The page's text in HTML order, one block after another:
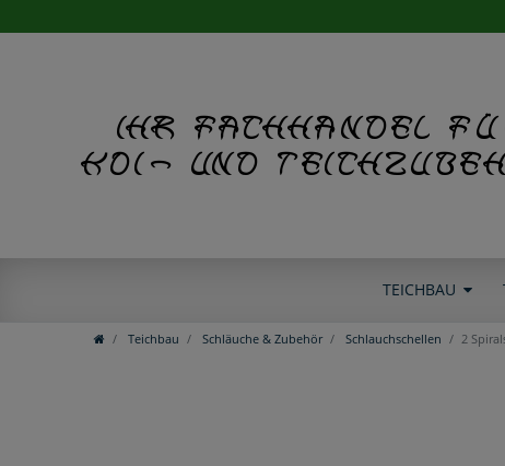
Ihr Fachhandel
Koi- und
TEICHBAU
Teichbau Schläuche & Zubehör Schlauchschellen 2